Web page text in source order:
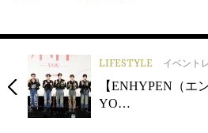
LIFESTYLE イベント
【ENHYPEN（エ
YO…